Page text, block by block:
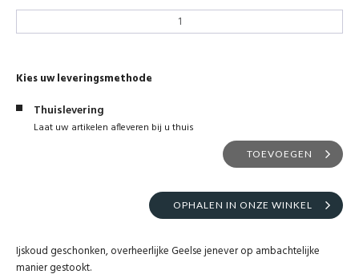
Kies uw leveringsmethode
Thuislevering
Laat uw artikelen afleveren bij u thuis
TOEVOEGEN
OPHALEN IN ONZE WINKEL
Ijskoud geschonken, overheerlijke Geelse jenever op ambachtelijke
manier gestookt.